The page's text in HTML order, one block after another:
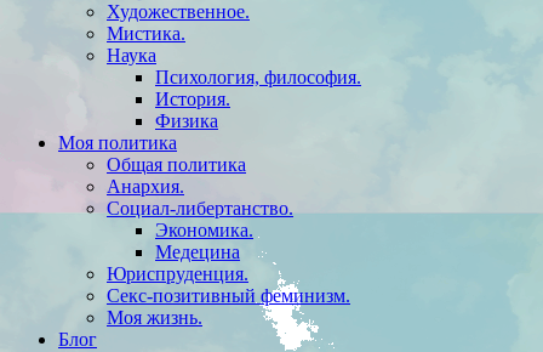
Художественное.
Мистика.
Наука
Психология, философия.
История.
Физика
Моя политика
Общая политика
Анархия.
Социал-либертанство.
Экономика.
Медецина
Юриспруденция.
Секс-позитивный феминизм.
Моя жизнь.
Блог